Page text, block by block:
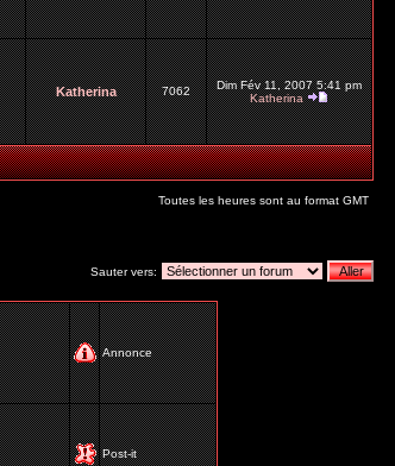
Katherina 7062
Dim Fév 11, 2007 5:41 pm
Katherina
Toutes les heures sont au format GMT
Sauter vers:
Annonce
Post-it